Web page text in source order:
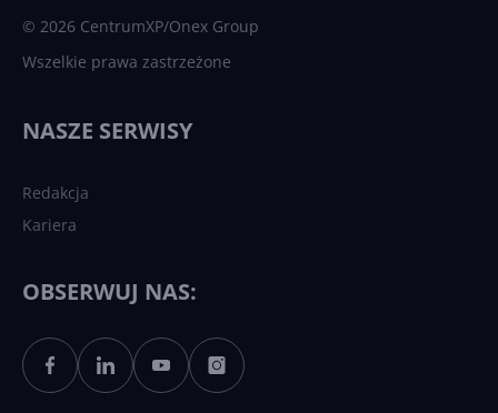
Sztuczna inteligencja po
polsku. Dość barier
© 2026 CentrumXP/Onex Group
Wszelkie prawa zastrzeżone
NASZE SERWISY
Redakcja
Kariera
OBSERWUJ NAS: